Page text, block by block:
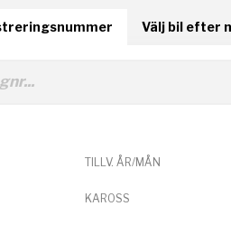
Välj bil efter
TILLV. ÅR/MÅN
KAROSS